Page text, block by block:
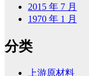
2015 年 7 月
1970 年 1 月
分类
上游原材料